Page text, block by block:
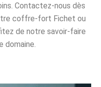
Contactez-nous dès
coffre-fort Fichet ou
de notre savoir-faire
domaine.